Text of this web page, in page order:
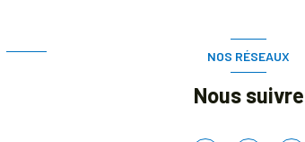
NOS RÉSEAUX
Nous suivre